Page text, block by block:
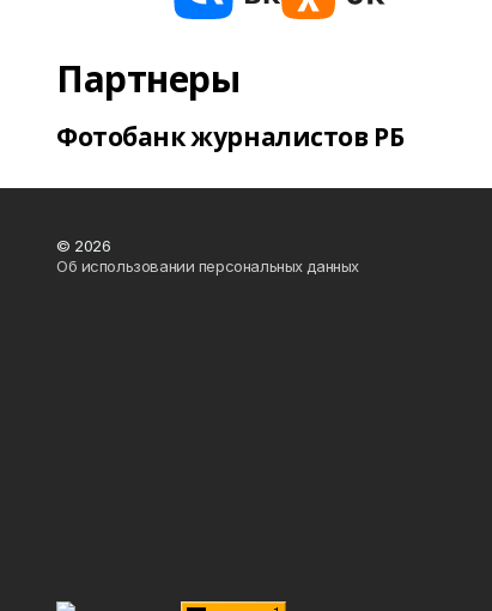
Партнеры
Фотобанк журналистов РБ
© 2026
Об использовании персональных данных